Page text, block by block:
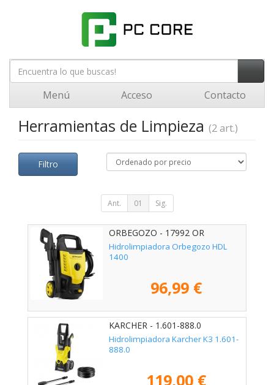
Menú Acceso Contacto
Herramientas de Limpieza (2 art.)
Filtro
Ant. 01 Sig.
ORBEGOZO - 17992 OR
Hidrolimpiadora Orbegozo HDL
1400
96,99 €
KARCHER - 1.601-888.0
Hidrolimpiadora Karcher K3 1.601-
888.0
119,00 €